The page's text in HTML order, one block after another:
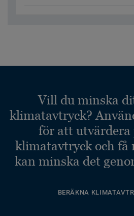
Vill du minska
klimatavtryck?
för att utvärdera
klimatavtryck och få
kan minska det
BERÄKNA